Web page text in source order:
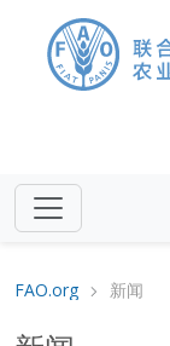
FAO.org 新闻